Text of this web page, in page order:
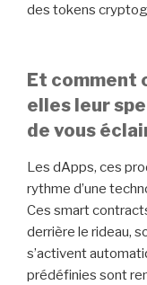
des tokens
Et comment
elles leur
de vous
Les dApps, ces
rythme d’une
Ces smart
derrière le rideau,
s’activent
prédéfinies sont